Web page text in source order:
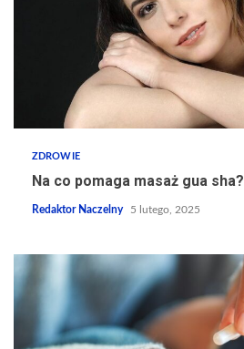
ZDROWIE
Na co pomaga masaż gua sha?
Redaktor Naczelny 5 lutego, 2025